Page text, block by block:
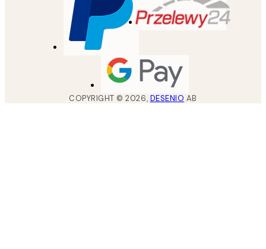
COPYRIGHT ©2026, DESENIO AB